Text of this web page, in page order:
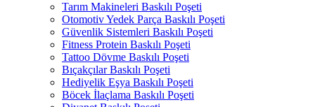
Tarım Makineleri Baskılı Poşeti
Otomotiv Yedek Parça Baskılı Poşeti
Güvenlik Sistemleri Baskılı Poşeti
Fitness Protein Baskılı Poşeti
Tattoo Dövme Baskılı Poşeti
Bıçakçılar Baskılı Poşeti
Hediyelik Eşya Baskılı Poşeti
Böcek İlaçlama Baskılı Poşeti